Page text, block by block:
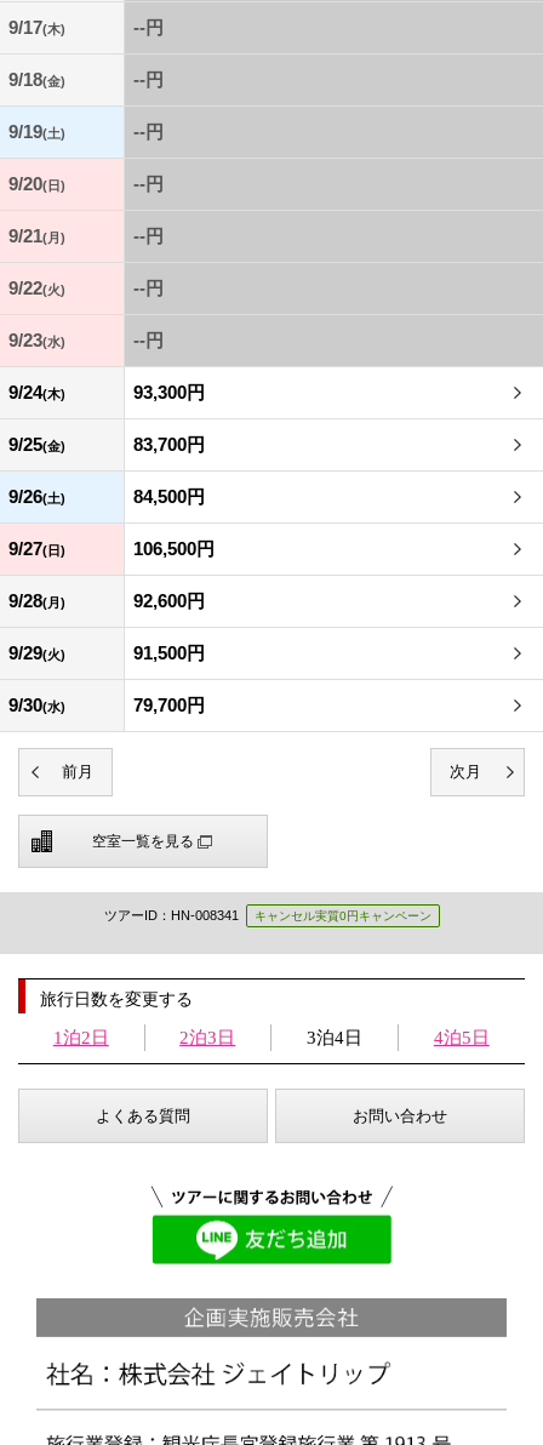
9/17(木) --円
9/18(金) --円
9/19(土) --円
9/20(日) --円
9/21(月) --円
9/22(火) --円
9/23(水) --円
9/24(木) 93,300円
9/25(金) 83,700円
9/26(土) 84,500円
9/27(日) 106,500円
9/28(月) 92,600円
9/29(火) 91,500円
9/30(水) 79,700円
空室一覧を見る
ツアーID：HN-008341 キャンセル実質0円キャンペーン
旅行日数を変更する
1泊2日 2泊3日 3泊4日 4泊5日
よくある質問 お問い合わせ